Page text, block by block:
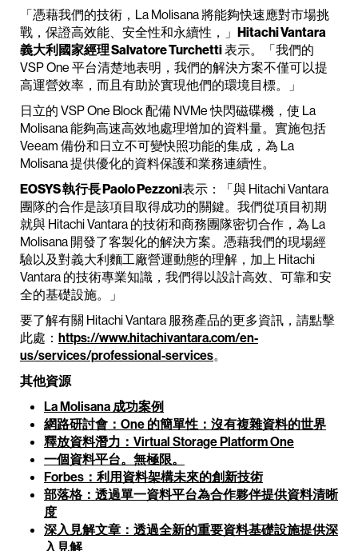
「憑藉我們的技術，La Molisana 將能夠快速應對市場挑
戰，保證高效能、安全性和永續性，」 Hitachi Vantara
義大利國家經理 Salvatore Turchetti表示。「我們的
VSP One 平台清楚地表明，我們的解決方案不僅可以提
高運營效率，而且有助於實現他們的環境目標。」
日立的 VSP One Block 配備 NVMe 快閃磁碟機，使 La
Molisana 能夠高速高效地處理增加的資料量。實施包括
Veeam 備份和日立不可變快照功能的集成，為 La
Molisana 提供優化的資料保護和業務連續性。
EOSYS 執行長 Paolo Pezzoni表示：「與 Hitachi Vantara
團隊的合作是該項目取得成功的關鍵。我們從項目初期
就與 Hitachi Vantara 的技術和商務團隊密切合作，為 La
Molisana 開發了客製化的解決方案。憑藉我們的現場經
驗以及對義大利麵工廠營運動態的理解，加上 Hitachi
Vantara 的技術專業知識，我們得以設計高效、可靠和安
全的基礎設施。」
要了解有關 Hitachi Vantara 服務產品的更多資訊，請點擊
此處： https://www.hitachivantara.com/en-
us/services/professional-services。
其他資源
La Molisana 成功案例
網路研討會：One 的簡單性：沒有複雜資料的世界
釋放資料潛力：Virtual Storage Platform One
一個資料平台。無極限。
Forbes：利用資料架構未來的創新技術
部落格：透過單一資料平台為合作夥伴提供資料清晰
度
深入見解文章：透過全新的重要資料基礎設施提供深
入見解